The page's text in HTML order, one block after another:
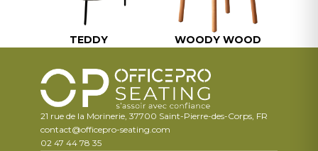
TEDDY WOODY WOOD
21 rue de la Morinerie, 37700 Saint-Pierre-des-Corps, FR
contact@officepro-seating.com
02 47 44 78 35